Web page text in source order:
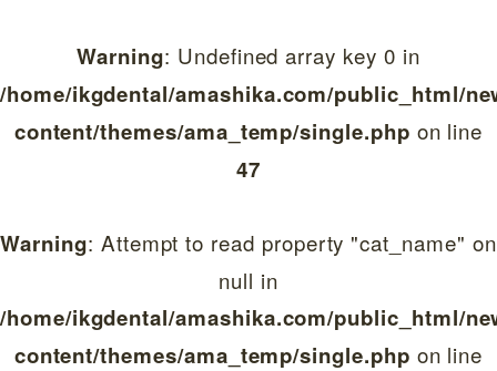
Warning: Undefined array key 0 in
/home/ikgdental/amashika.com/public_html/
content/themes/ama_temp/single.php on line
47
Warning: Attempt to read property "cat_name" on
null in
/home/ikgdental/amashika.com/public_html/
content/themes/ama_temp/single.php on line